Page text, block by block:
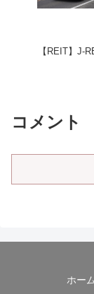
【REIT】J-
コメント
ホー